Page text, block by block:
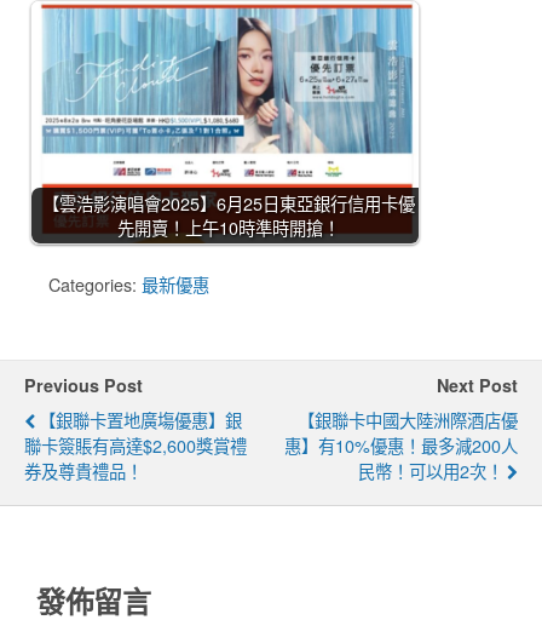
【雲浩影演唱會2025】6月25日東亞銀行信用卡優
先開賣！上午10時準時開搶！
Categories: 最新優惠
Previous Post
【銀聯卡置地廣塲優惠】銀
聯卡簽賬有高達$2,600獎賞禮
券及尊貴禮品！
Next Post
【銀聯卡中國大陸洲際酒店優
惠】有10%優惠！最多減200人
民幣！可以用2次！
發佈留言